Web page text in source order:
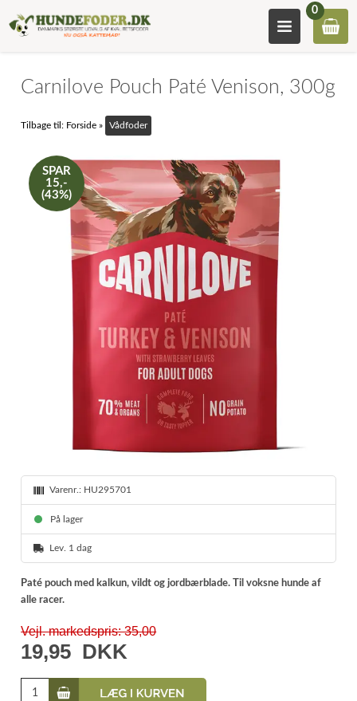
0
Carnilove Pouch Paté Venison, 300g
Tilbage til: Forside » Vådfoder
SPAR
15,-
(43%)
Varenr.: HU295701
På lager
Lev. 1 dag
Paté pouch med kalkun, vildt og jordbærblade. Til voksne hunde af
alle racer.
Vejl. markedspris: 35,00
19,95 DKK